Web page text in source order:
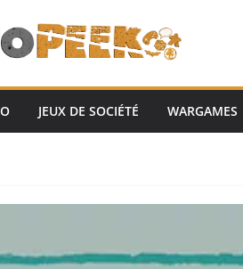
JEUX DE SOCIÉTÉ WARGAMES